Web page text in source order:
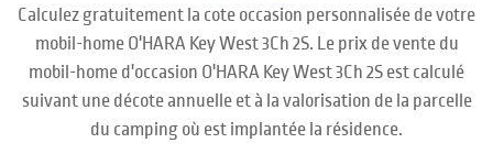
Calculez gratuitement la cote occasion personnalisée de votre
mobil-home O'HARA Key West 3Ch 2S. Le prix de vente du
mobil-home d'occasion O'HARA Key West 3Ch 2S est calculé
suivant une décote annuelle et à la valorisation de la parcelle
du camping où est implantée la résidence.